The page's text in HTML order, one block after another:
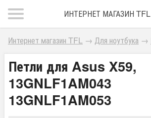
ИНТЕРНЕТ МАГАЗИН TFL
Интернет магазин TFL → Для ноутбука →
Петли для Asus X59,
13GNLF1AM043
13GNLF1AM053